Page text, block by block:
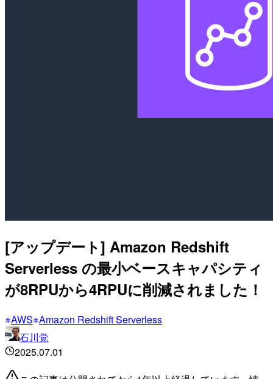
[アップデート] Amazon Redshift
Serverless の最小ベースキャパシティ
が8RPUから4RPUに削減されました！
AWS Amazon Redshift Serverless
石川覚
2025.07.01